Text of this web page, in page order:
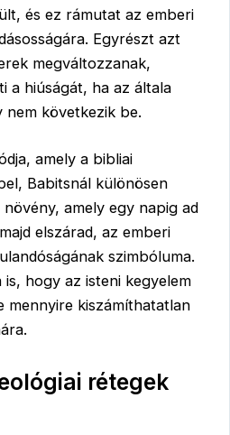
és ez rámutat az emberi
Egyrészt azt
megváltozzanak,
a hiúságát, ha az általa
nem következik be.
amely a bibliai
Babitsnál különösen
amely egy napig ad
elszárad, az emberi
szimbóluma.
hogy az isteni kegyelem
mennyire kiszámíthatatlan
rétegek